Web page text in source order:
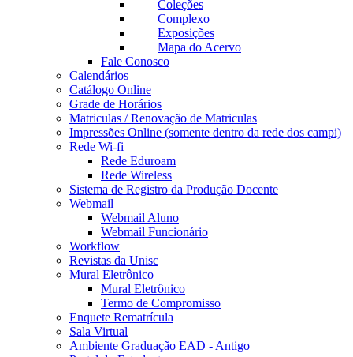
Coleções
Complexo
Exposições
Mapa do Acervo
Fale Conosco
Calendários
Catálogo Online
Grade de Horários
Matriculas / Renovação de Matriculas
Impressões Online (somente dentro da rede dos campi)
Rede Wi-fi
Rede Eduroam
Rede Wireless
Sistema de Registro da Produção Docente
Webmail
Webmail Aluno
Webmail Funcionário
Workflow
Revistas da Unisc
Mural Eletrônico
Mural Eletrônico
Termo de Compromisso
Enquete Rematrícula
Sala Virtual
Ambiente Graduação EAD - Antigo